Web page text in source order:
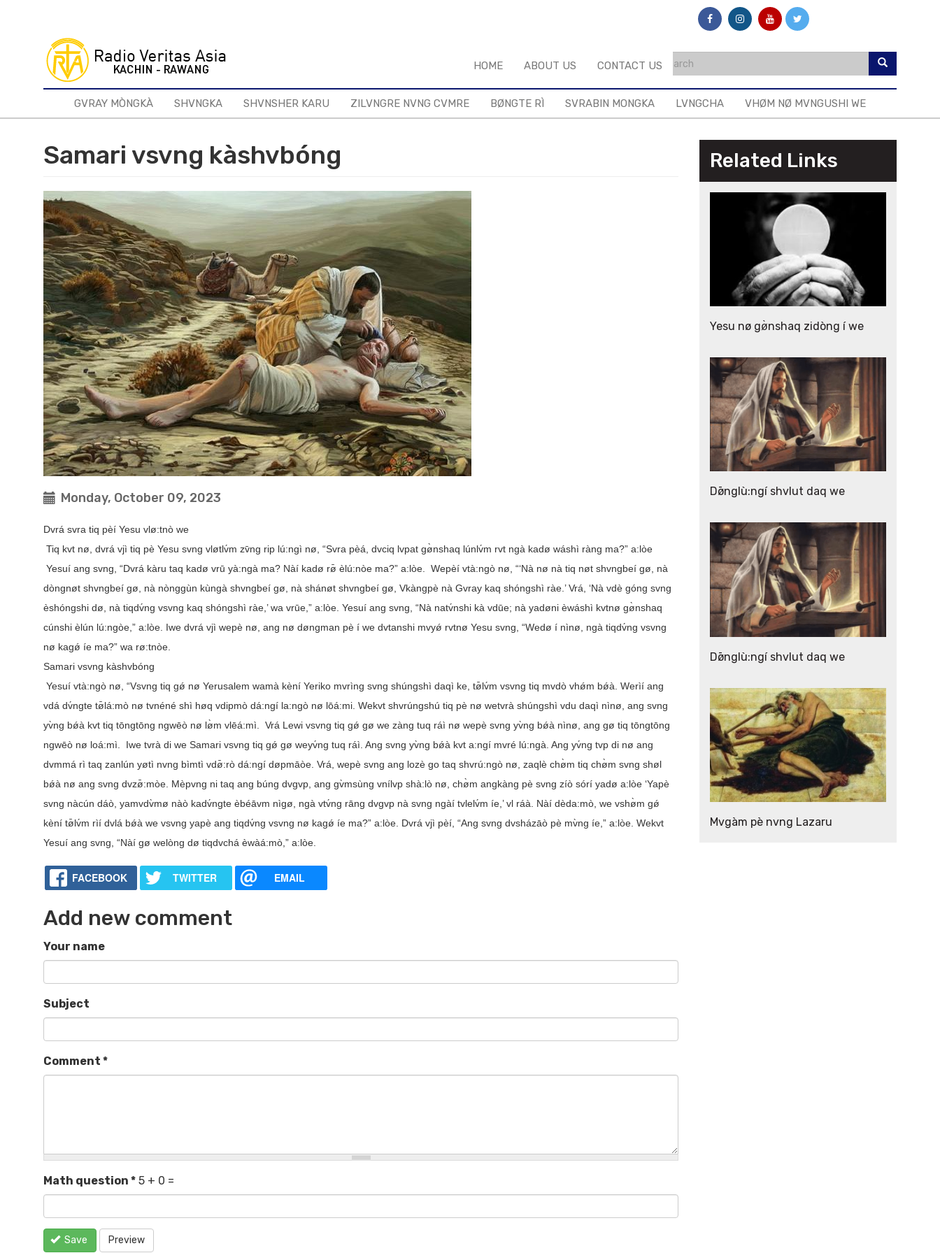
HOME ABOUT US CONTACT US
GVRAY MÒNGKÀ SHVNGKA SHVNSHER KARU ZILVNGRE NVNG CVMRE BØNGTE RÌ SVRABIN MONGKA LVNGCHA VHØM NØ MVNGUSHI WE
Samari vsvng kàshvbóng
Monday, October 09, 2023
Dvrá svra tiq pèí Yesu vlø:tnò we
Tiq kvt nø, dvrá vjì tiq pè Yesu svng vløtlv́m zv̄ng rip lú:ngì nø, “Svra pèá, dvciq lvpat gø̀nshaq lúnlv́m rvt ngà kadø wáshì ràng ma?” a:lòe
Yesuí ang svng, “Dvrá kàru taq kadø vrū yà:ngà ma? Nàí kadø rø̄ èlú:nòe ma?” a:lòe. Wepèí vtà:ngò nø, “‘Nà nø nà tiq nøt shvngbeí gø, nà
dòngnøt shvngbeí gø, nà nònggùn kùngà shvngbeí gø, nà shánøt shvngbeí gø, Vkàngpè nà Gvray kaq shóngshì ràe.’ Vrá, ‘Nà vdè góng svng
èshóngshi dø, nà tiqdv́ng vsvng kaq shóngshì ràe,’ wa vrūe,” a:lòe. Yesuí ang svng, “Nà natv́nshi kà vdūe; nà yadøni èwáshì kvtnø gø̀nshaq
cúnshi èlún lú:ngòe,” a:lòe. Iwe dvrá vjì wepè nø, ang nø døngman pè í we dvtanshi mvyǿ rvtnø Yesu svng, “Wedø í nìnø, ngà tiqdv́ng vsvng
nø kagǿ íe ma?” wa rø:tnòe.
Samari vsvng kàshvbóng
Yesuí vtà:ngò nø, “Vsvng tiq gǿ nø Yerusalem wamà kèní Yeriko mvrìng svng shúngshì daqì ke, tø̄lv́m vsvng tiq mvdò vhǿm bǿà. Werìí ang
vdá dv́ngte tø̄lá:mò nø tvnéné shì høq vdipmò dá:ngí la:ngò nø lōá:mi. Wekvt shvrúngshú tiq pè nø wetvrà shúngshì vdu daqì nìnø, ang svng
yv̀ng bǿà kvt tiq tōngtōng ngwēò nø lø̀m vlēá:mì. Vrá Lewi vsvng tiq gǿ gø we zàng tuq ráì nø wepè svng yv̀ng bǿà nìnø, ang gø tiq tōngtōng
ngwēò nø loá:mì. Iwe tvrà di we Samari vsvng tiq gǿ gø weyv́ng tuq ráì. Ang svng yv̀ng bǿà kvt a:ngí mvré lú:ngà. Ang yv́ng tvp di nø ang
dvmmá rì taq zanlún yøtì nvng bìmtì vdø̄:rò dá:ngí døpmāòe. Vrá, wepè svng ang lozè go taq shvrú:ngò nø, zaqlè chø̀m tiq chø̀m svng shøl
bǿà nø ang svng dvzø̄:mòe. Mèpvng ni taq ang búng dvgvp, ang gv̀msùng vnílvp shà:lò nø, chø̀m angkàng pè svng zíò sórí yadø a:lòe ‘Yapè
svng nàcún dáò, yamvdv̀mø nàò kadv́ngte èbéāvm nìgø, ngà vtv́ng rāng dvgvp nà svng ngàí tvlelv́m íe,’ vl ráà. Nàí dèda:mò, we vshø̀m gǿ
kèní tø̄lv́m rìí dvlá bǿà we vsvng yapè ang tiqdv́ng vsvng nø kagǿ íe ma?” a:lòe. Dvrá vjì pèí, “Ang svng dvsházāò pè mv̀ng íe,” a:lòe. Wekvt
Yesuí ang svng, “Nàí gø welòng dø tiqdvchá èwàá:mò,” a:lòe.
FACEBOOK TWITTER EMAIL
Add new comment
Your name
Subject
Comment *
Math question * 5 + 0 =
Save Preview
Related Links
Yesu nø gø̀nshaq zidòng í we
Dø̄nglù:ngí shvlut daq we
Dø̄nglù:ngí shvlut daq we
Mvgàm pè nvng Lazaru